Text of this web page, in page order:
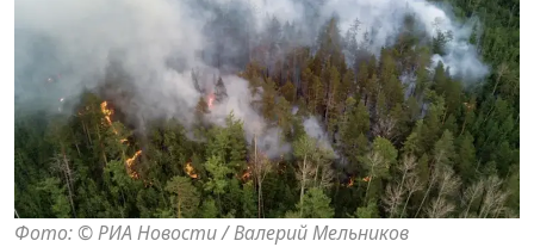
Фото: © РИА Новости / Валерий Мельников